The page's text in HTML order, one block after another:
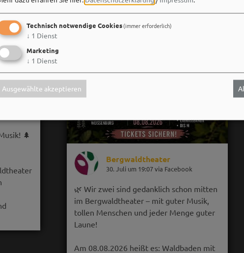
🌲
Bergwaldtheater
30. Juli um 19:07 via Facebook
🌿 Wir zwei sind gedanklich schon mitten
im Bergwaldtheater – mit guter Musik,
tollen Menschen und jeder Menge guter
Laune!
Am 08.08.2026 heißt es: Waldbaden mit
Technisch notwendige Cookies(immer erforderlich)
↓ 1 Dienst
Marketing
↓ 1 Dienst
Ausgewählte akzeptieren